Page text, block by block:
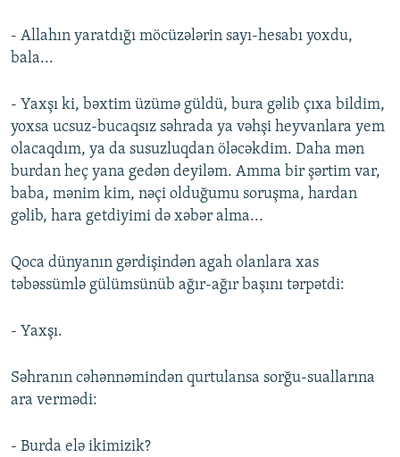
- Allahın yaratdığı möcüzələrin sayı-hesabı yoxdu,
bala...
- Yaxşı ki, bəxtim üzümə güldü, bura gəlib çıxa bildim,
yoxsa ucsuz-bucaqsız səhrada ya vəhşi heyvanlara yem
olacaqdım, ya da susuzluqdan öləcəkdim. Daha mən
burdan heç yana gedən deyiləm. Amma bir şərtim var,
baba, mənim kim, nəçi olduğumu soruşma, hardan
gəlib, hara getdiyimi də xəbər alma...
Qoca dünyanın gərdişindən agah olanlara xas
təbəssümlə gülümsünüb ağır-ağır başını tərpətdi:
- Yaxşı.
Səhranın cəhənnəmindən qurtulansa sorğu-suallarına
ara vermədi:
- Burda elə ikimizik?